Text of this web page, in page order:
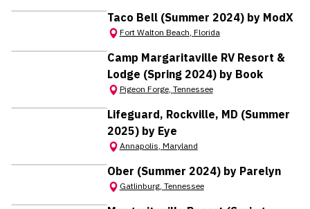
Taco Bell (Summer 2024) by ModX
Fort Walton Beach,Florida
Camp Margaritaville RV Resort &
Lodge (Spring 2024) by Book
Pigeon Forge,Tennessee
Lifeguard, Rockville, MD (Summer
2025) by Eye
Annapolis,Maryland
Ober (Summer 2024) by Parelyn
Gatlinburg,Tennessee